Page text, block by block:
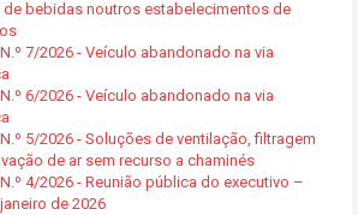
de bebidas noutros estabelecimentos de
7/2026 - Veículo abandonado na via
6/2026 - Veículo abandonado na via
5/2026 - Soluções de ventilação, filtragem
de ar sem recurso a chaminés
4/2026 - Reunião pública do executivo –
de 2026